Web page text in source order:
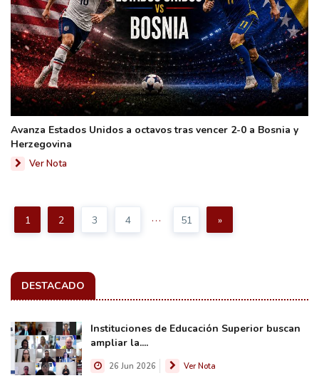
Avanza Estados Unidos a octavos tras vencer 2-0 a Bosnia y
Herzegovina
Ver Nota
1 2 3 4 ... 51 »
DESTACADO
Instituciones de Educación Superior buscan
ampliar la....
26 Jun 2026 Ver Nota